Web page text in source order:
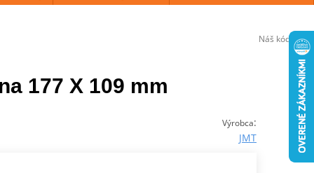
177 X 109 mm
Výrobca:
JMT
Náš kód: P994